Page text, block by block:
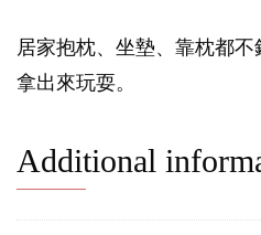
居家抱枕、坐墊、靠枕都
拿出來玩耍。
Additional